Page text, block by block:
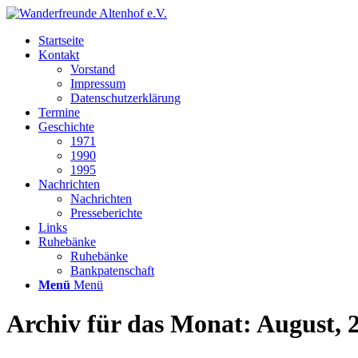
Startseite
Kontakt
Vorstand
Impressum
Datenschutzerklärung
Termine
Geschichte
1971
1990
1995
Nachrichten
Nachrichten
Presseberichte
Links
Ruhebänke
Ruhebänke
Bankpatenschaft
Menü Menü
Archiv für das Monat: August,